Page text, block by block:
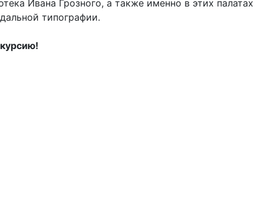
Ивана Грозного, а также именно в этих палатах
типографии.